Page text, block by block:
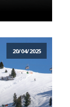
20/04/2025